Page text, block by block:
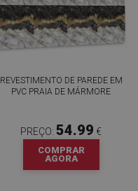
REVESTIMENTO DE PAREDE EM
PVC PRAIA DE MÁRMORE
PREÇO: 54.99 €
COMPRAR
AGORA